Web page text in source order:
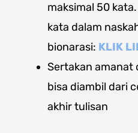
maksimal 50
kata dalam
bionarasi: KLIK
Sertakan amanat
bisa diambil dari
akhir tulisan